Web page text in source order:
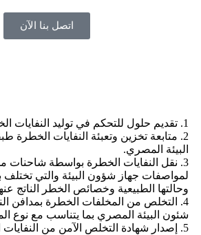
اتصل بنا الآن
1. تقديم حلول للتحكم في توليد النفايات الخطرة وتقليل كمياتها.
2. متابعة تخزين وتعبئة النفايات الخطرة
البيئة المصري.
3. نقل النفايات الخطرة بواسطة
لمواصفات جهاز شؤون البيئة والتي تختلف
وحالتها الطبيعية وخصائص الخطر الناتج
4. التخلص من المخلفات الخطرة بمدافن
شئون البيئة المصري بما يتناسب مع نوع
5. إصدار شهادة التخلص الآمن من النفايات الخطرة.